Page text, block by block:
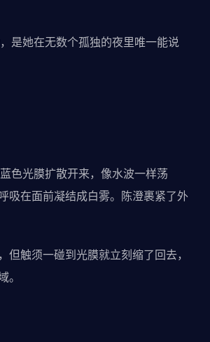
她在无数个孤独的夜里唯一能说
光膜扩散开来，像水波一样荡
吸在面前凝结成白雾。陈澄裹紧了外
触须一碰到光膜就立刻缩了回去，